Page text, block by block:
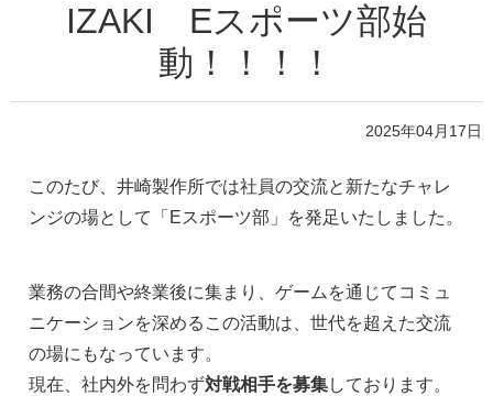
IZAKI Eスポーツ部始
動！！！！
2025年04月17日
このたび、井崎製作所では社員の交流と新たなチャレ
ンジの場として「Eスポーツ部」を発足いたしました。
業務の合間や終業後に集まり、ゲームを通じてコミュ
ニケーションを深めるこの活動は、世代を超えた交流
の場にもなっています。
現在、社内外を問わず対戦相手を募集しております。